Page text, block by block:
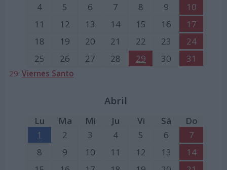
4
5 6 7 8 9
10
11
12 13 14 15 16
17
18
19 20 21 22 23
24
25
26 27 28 29 30 31
29: Viernes Santo
Abril
Lu Ma Mi Ju Vi Sá
Do
1
2 3 4 5 6
7
8
9 10 11 12 13
14